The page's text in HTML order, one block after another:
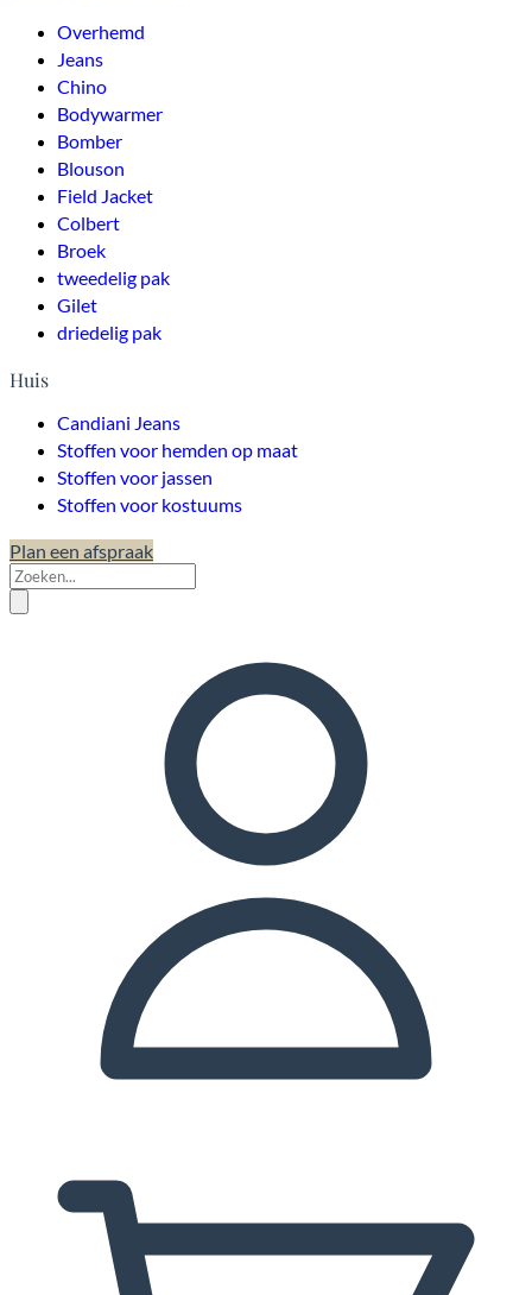
Overhemd
Jeans
Chino
Bodywarmer
Bomber
Blouson
Field Jacket
Colbert
Broek
tweedelig pak
Gilet
driedelig pak
Huis
Candiani Jeans
Stoffen voor hemden op maat
Stoffen voor jassen
Stoffen voor kostuums
Plan een afspraak